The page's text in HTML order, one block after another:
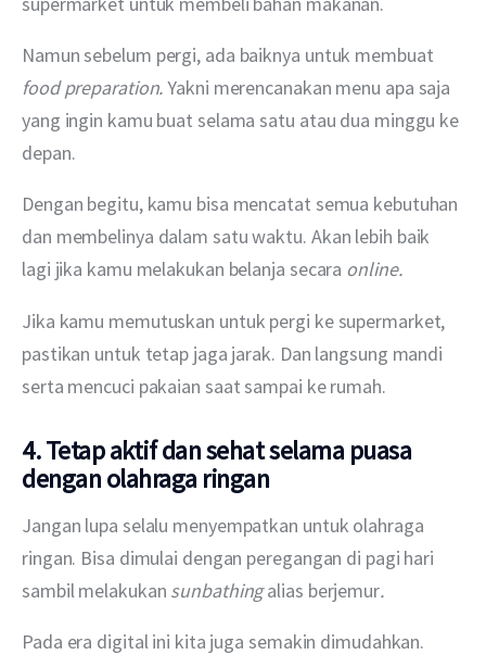
Namun sebelum pergi, ada baiknya untuk membuat
food preparation. Yakni merencanakan menu apa saja
yang ingin kamu buat selama satu atau dua minggu ke
depan.
Dengan begitu, kamu bisa mencatat semua kebutuhan
dan membelinya dalam satu waktu. Akan lebih baik
lagi jika kamu melakukan belanja secara online.
Jika kamu memutuskan untuk pergi ke supermarket,
pastikan untuk tetap jaga jarak. Dan langsung mandi
serta mencuci pakaian saat sampai ke rumah.
4. Tetap aktif dan sehat selama puasa
dengan olahraga ringan
Jangan lupa selalu menyempatkan untuk olahraga
ringan. Bisa dimulai dengan peregangan di pagi hari
sambil melakukan sunbathing alias berjemur.
Pada era digital ini kita juga semakin dimudahkan.